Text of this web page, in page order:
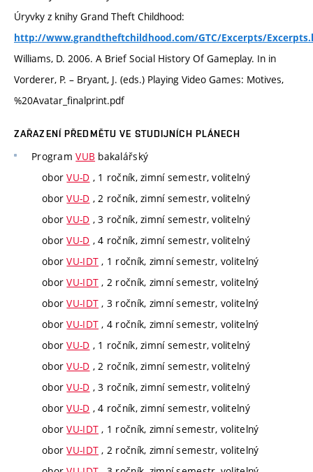
Úryvky z knihy Grand Theft Childhood:
http://www.grandtheftchildhood.com/GTC/Excerpts/
Williams, D. 2006. A Brief Social History Of Gameplay. In in
Vorderer, P. – Bryant, J. (eds.) Playing Video Games: Motives,
%20Avatar_finalprint.pdf
ZAŘAZENÍ PŘEDMĚTU VE STUDIJNÍCH PLÁNECH
ProgramVUB bakalářský
oborVU-D , 1 ročník, zimní semestr, volitelný
oborVU-D , 2 ročník, zimní semestr, volitelný
oborVU-D , 3 ročník, zimní semestr, volitelný
oborVU-D , 4 ročník, zimní semestr, volitelný
oborVU-IDT , 1 ročník, zimní semestr, volitelný
oborVU-IDT , 2 ročník, zimní semestr, volitelný
oborVU-IDT , 3 ročník, zimní semestr, volitelný
oborVU-IDT , 4 ročník, zimní semestr, volitelný
oborVU-D , 1 ročník, zimní semestr, volitelný
oborVU-D , 2 ročník, zimní semestr, volitelný
oborVU-D , 3 ročník, zimní semestr, volitelný
oborVU-D , 4 ročník, zimní semestr, volitelný
oborVU-IDT , 1 ročník, zimní semestr, volitelný
oborVU-IDT , 2 ročník, zimní semestr, volitelný